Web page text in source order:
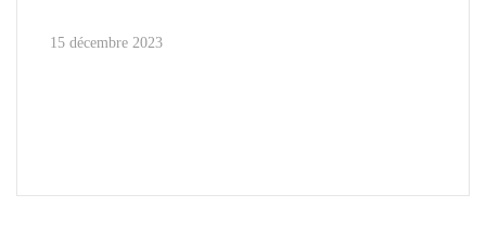
15 décembre 2023